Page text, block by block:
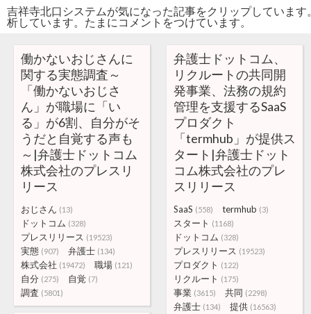
吉祥寺北口システムが気になった記事をクリップしていま
析しています。たまにコメントをつけています。
働かないおじさんに
関する実態調査～
「働かないおじさ
ん」が職場に「い
る」が6割、自分がそ
うだと自覚する声も
～|弁護士ドットコム
株式会社のプレスリ
リース
おじさん (13)
ドットコム (328)
プレスリリース (19523)
実態 (907) 弁護士 (134)
株式会社 (19472) 職場 (121)
自分 (275) 自覚 (7)
調査 (5801)
弁護士ドットコム、
リクルートの共同開
発事業、法務の規約
管理を支援するSaaS
プロダクト
「termhub」が提供ス
タート|弁護士ドット
コム株式会社のプレ
スリリース
SaaS (558) termhub (3)
スタート (1168)
ドットコム (328)
プレスリリース (19523)
プロダクト (122)
リクルート (175)
事業 (3615) 共同 (2298)
弁護士 (134) 提供 (16563)